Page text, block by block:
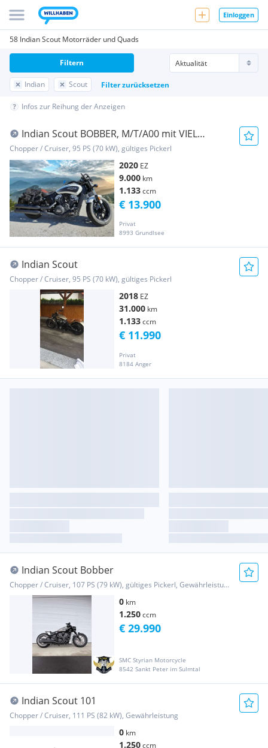
Einloggen
58 Indian Scout Motorräder und Quads
Indian Scout Filter zurücksetzen
Filtern
Infos zur Reihung der Anzeigen
Indian Scout BOBBER, M/T/A00 mit VIEL
ZUBEHÖR!!
Chopper / Cruiser, 95 PS (70 kW), gültiges Pickerl
2020 EZ
9.000 km
1.133ccm
Privat
8993 Grundlsee
€ 13.900
Indian Scout
Chopper / Cruiser, 95 PS (70 kW), gültiges Pickerl
2018 EZ
31.000 km
1.133ccm
Privat
8184 Anger
€ 11.990
Indian Scout Bobber
Chopper / Cruiser, 107 PS (79 kW), gültiges Pickerl, Gewährleistung
0 km
1.250ccm
SMC Styrian Motorcycle
8542 Sankt Peter im Sulmtal
€ 29.990
Indian Scout 101
Chopper / Cruiser, 111 PS (82 kW), Gewährleistung
0 km
1.250ccm